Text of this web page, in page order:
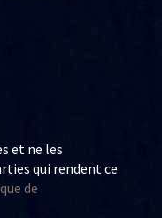
et ne les
qui rendent ce
de